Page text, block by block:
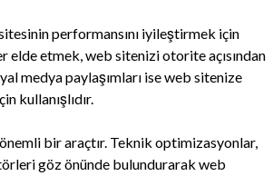
performansını iyileştirmek için
etmek, web sitenizi otorite açısından
medya paylaşımları ise web sitenize
kullanışlıdır.
bir araçtır. Teknik optimizasyonlar,
göz önünde bulundurarak web